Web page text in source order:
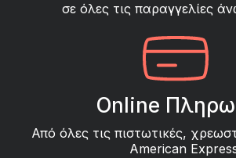
σε όλες τις παραγγελίες
Online
Από όλες τις πιστωτικές,
American